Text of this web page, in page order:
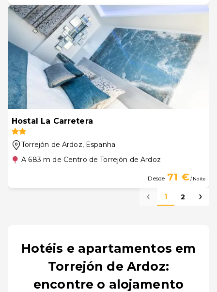
Hostal La Carretera
Torrejón de Ardoz, Espanha
A 683 m de Centro de Torrejón de Ardoz
Desde 71 €/ Noite
1 2
Hotéis e apartamentos em
Torrejón de Ardoz:
encontre o alojamento